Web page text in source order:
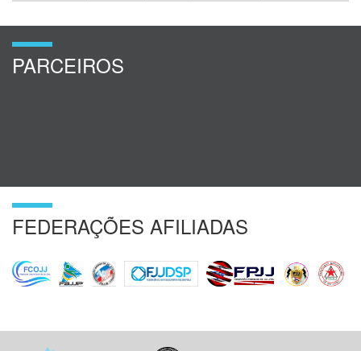
PARCEIROS
FEDERAÇÕES AFILIADAS